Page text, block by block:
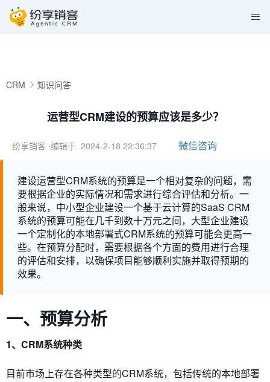
CRM 知识问答
运营型CRM建设的预算应该是多少？
纷享销客 ⋅编辑于 2024-2-18 22:36:37 微信咨询
建设运营型CRM系统的预算是一个相对复杂的问题，需
要根据企业的实际情况和需求进行综合评估和分析。一
般来说，中小型企业建设一个基于云计算的SaaS CRM
系统的预算可能在几千到数十万元之间，大型企业建设
一个定制化的本地部署式CRM系统的预算可能会更高一
些。在预算分配时，需要根据各个方面的费用进行合理
的评估和安排，以确保项目能够顺利实施并取得预期的
效果。
一、预算分析
1、CRM系统种类
目前市场上存在各种类型的CRM系统，包括传统的本地部署